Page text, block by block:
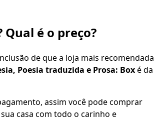
é o preço?
de que a loja mais recomendada
Poesia traduzida e Prosa: Boxé da
assim você pode comprar
casa com todo o carinho e